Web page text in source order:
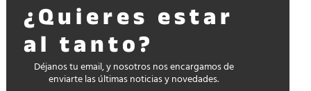
¿Quieres estar
al tanto?
Déjanos tu email, y nosotros nos encargamos de
enviarte las últimas noticias y novedades.